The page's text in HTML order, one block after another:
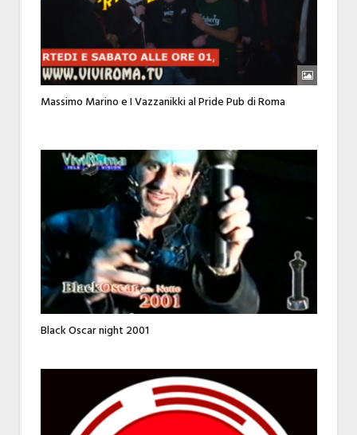
Massimo Marino e I Vazzanikki al Pride Pub di Roma
Black Oscar night 2001